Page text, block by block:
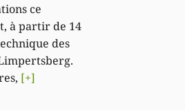
ce
à partir de 14
des
[+]